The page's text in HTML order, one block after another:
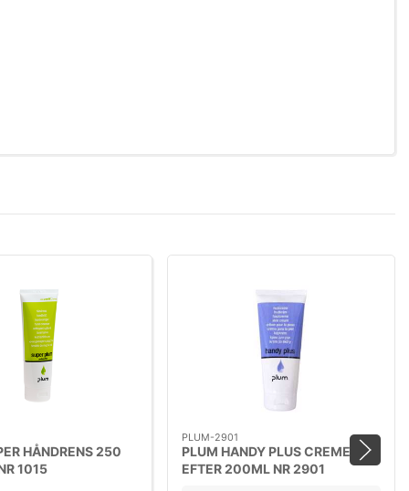
HÅNDRENS 250
1015
PLUM-2901
PLUM HANDY PLUS CREME
EFTER 200ML NR 2901